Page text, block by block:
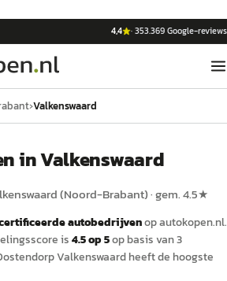
4,4 ·353.369Google-reviews
›Valkenswaard
inValkenswaard
(Noord-Brabant)· gem.4.5★
autobedrijvenopautokopen.nl.
is4.5op 5op basis van3
Valkenswaardheeft de hoogste